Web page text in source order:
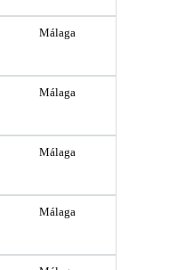
Málaga
Málaga
Málaga
Málaga